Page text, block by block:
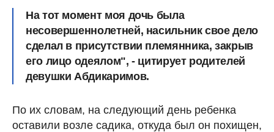
На тот момент моя дочь была
несовершеннолетней, насильник свое дело
сделал в присутствии племянника, закрыв
его лицо одеялом", - цитирует родителей
девушки Абдикаримов.
По их словам, на следующий день ребенка
оставили возле садика, откуда был он похищен,